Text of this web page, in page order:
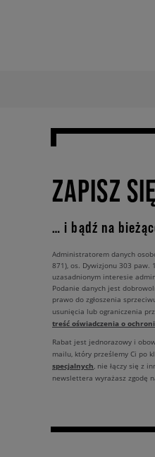
ZAPISZ
… i bądź na
Administratorem danych
871), os. Dywizjonu 303
uzasadnionym interesie
Podanie danych jest
prawo do zgłoszenia
usunięcia lub ograniczenia
treść oświadczenia o
Rabat jest jednorazowy i
mailu, który prześlemy Ci po
specjalnych, nie łączy się z
newslettera wyrażasz zgodę